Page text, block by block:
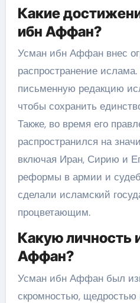
Какие
ибн Аффан?
Усман ибн Аффан внес
распространение
письменную редакцию
чтобы сохранить
Также, во время его
распространился на
включая Иран, Сирию и
реформы в армии и
сделали исламский
процветающим.
Какую личность
Аффан?
Усман ибн Аффан был
скромностью, щедростью